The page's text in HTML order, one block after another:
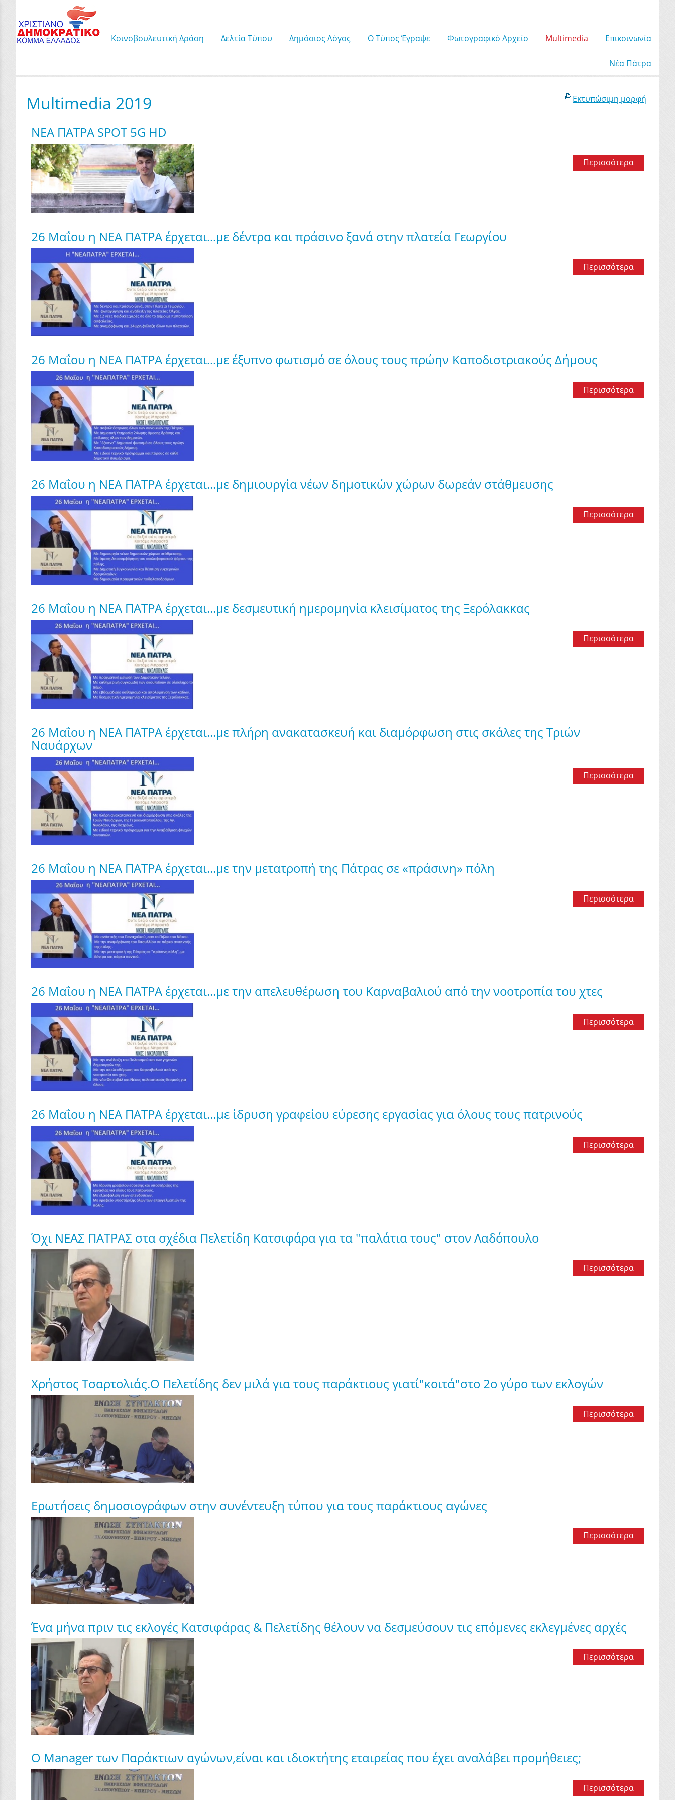
Κοινοβουλευτική Δράση Δελτία Τύπου Δημόσιος Λόγος Ο Τύπος Έγραψε Φωτογραφικό Αρχείο Μultimedia Επικοινωνία
Νέα Πάτρα
Εκτυπώσιμη μορφή
Multimedia 2019
ΝΕΑ ΠΑΤΡΑ SPOT 5G HD
Περισσότερα
26 Μαΐου η ΝΕΑ ΠΑΤΡΑ έρχεται...με δέντρα και πράσινο ξανά στην πλατεία Γεωργίου
Περισσότερα
26 Μαΐου η ΝΕΑ ΠΑΤΡΑ έρχεται...με έξυπνο φωτισμό σε όλους τους πρώην Καποδιστριακούς Δήμους
Περισσότερα
26 Μαΐου η ΝΕΑ ΠΑΤΡΑ έρχεται...με δημιουργία νέων δημοτικών χώρων δωρεάν στάθμευσης
Περισσότερα
26 Μαΐου η ΝΕΑ ΠΑΤΡΑ έρχεται...με δεσμευτική ημερομηνία κλεισίματος της Ξερόλακκας
Περισσότερα
26 Μαΐου η ΝΕΑ ΠΑΤΡΑ έρχεται...με πλήρη ανακατασκευή και διαμόρφωση στις σκάλες της Τριών
Ναυάρχων
Περισσότερα
26 Μαΐου η ΝΕΑ ΠΑΤΡΑ έρχεται...με την μετατροπή της Πάτρας σε «πράσινη» πόλη
Περισσότερα
26 Μαΐου η ΝΕΑ ΠΑΤΡΑ έρχεται...με την απελευθέρωση του Καρναβαλιού από την νοοτροπία του χτες
Περισσότερα
26 Μαΐου η ΝΕΑ ΠΑΤΡΑ έρχεται…με ίδρυση γραφείου εύρεσης εργασίας για όλους τους πατρινούς
Περισσότερα
Όχι ΝΕΑΣ ΠΑΤΡΑΣ στα σχέδια Πελετίδη Κατσιφάρα για τα "παλάτια τους" στον Λαδόπουλο
Περισσότερα
Χρήστος Τσαρτολιάς.Ο Πελετίδης δεν μιλά για τους παράκτιους γιατί"κοιτά"στο 2ο γύρο των εκλογών
Περισσότερα
Ερωτήσεις δημοσιογράφων στην συνέντευξη τύπου για τους παράκτιους αγώνες
Περισσότερα
Ένα μήνα πριν τις εκλογές Κατσιφάρας & Πελετίδης θέλουν να δεσμεύσουν τις επόμενες εκλεγμένες αρχές
Περισσότερα
Ο Manager των Παράκτιων αγώνων,είναι και ιδιοκτήτης εταιρείας που έχει αναλάβει προμήθειες;
Περισσότερα